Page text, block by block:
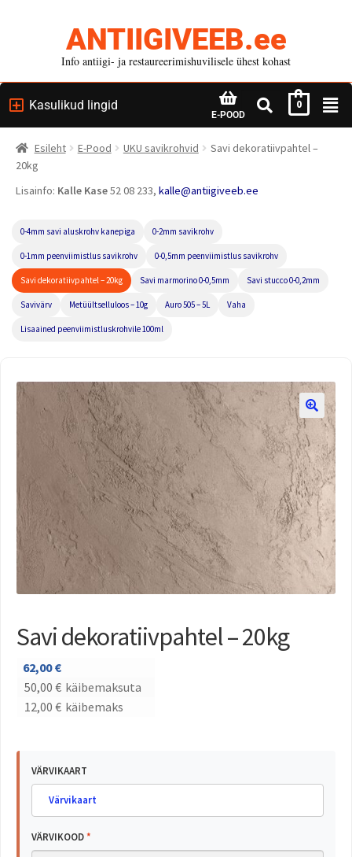
ANTIIGIVEEB.ee
Info antiigi- ja restaureerimishuvilisele ühest kohast
Kasulikud lingid
E-POOD
0
Esileht E-Pood UKU savikrohvid
Savi dekoratiivpahtel –
20kg
Lisainfo: Kalle Kase52 08 233, kalle@antiigiveeb.ee
0-4mm savi aluskrohv kanepiga 0-2mm savikrohv
0-1mm peenviimistlus savikrohv 0-0,5mm peenviimistlus savikrohv
Savi dekoratiivpahtel – 20kg Savi marmorino 0-0,5mm Savi stucco 0-0,2mm
Savivärv Metüültselluloos – 10g Auro 505 – 5L Vaha
Lisaained peenviimistluskrohvile 100ml
Savi dekoratiivpahtel – 20kg
62,00€
50,00 € käibemaksuta
12,00 € käibemaks
VÄRVIKAART
Värvikaart
VÄRVIKOOD*